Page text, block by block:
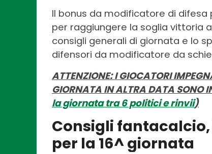
Il bonus da modificatore di
per raggiungere la soglia vittoria
consigli generali di giornata e lo
difensori da modificatore da
ATTENZIONE: I GIOCATORI
GIORNATA IN ALTRA DATA SONO
la giornata tra 6 politici e rinvii)
Consigli
per la 16^ giornata